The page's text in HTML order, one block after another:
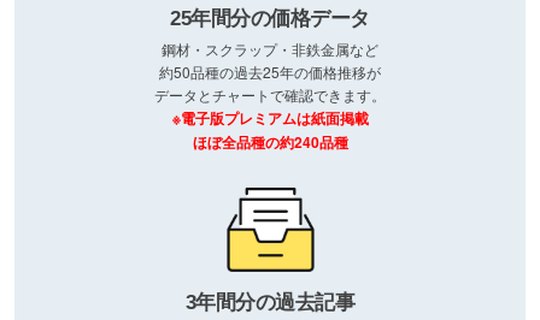
25年間分の価格データ
鋼材・スクラップ・非鉄金属など
約50品種の過去25年の価格推移が
データとチャートで確認できます。
※電子版プレミアムは紙面掲載
ほぼ全品種の約240品種
3年間分の過去記事